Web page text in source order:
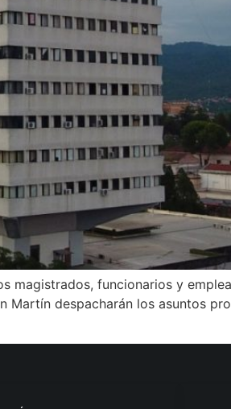
magistrados, funcionarios y
Martín despacharán los asuntos